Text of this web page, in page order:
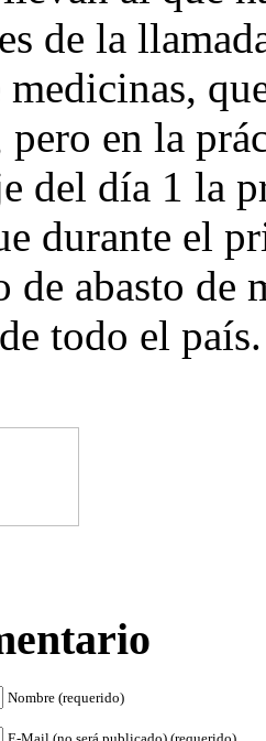
de la
medicinas,
en la
del día 1 la
durante el
de abasto de
todo el país.
Nombre (requerido)